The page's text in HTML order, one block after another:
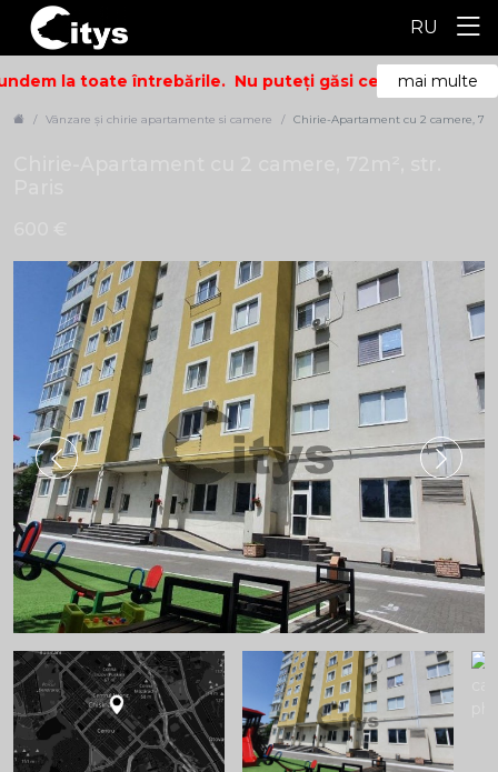
RU
la toate întrebările. Nu puteți găsi ceea ce căutați?
mai multe
Vânzare și chirie apartamente si camere Chirie-Apartament cu 2 camere,
ID: 6513